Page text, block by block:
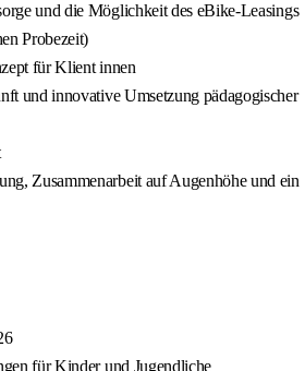
und die Möglichkeit des eBike-Leasings
Probezeit)
für Klient innen
und innovative Umsetzung pädagogischer
Zusammenarbeit auf Augenhöhe und ein
für Kinder und Jugendliche